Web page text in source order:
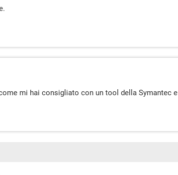
mi hai consigliato con un tool della Symantec e